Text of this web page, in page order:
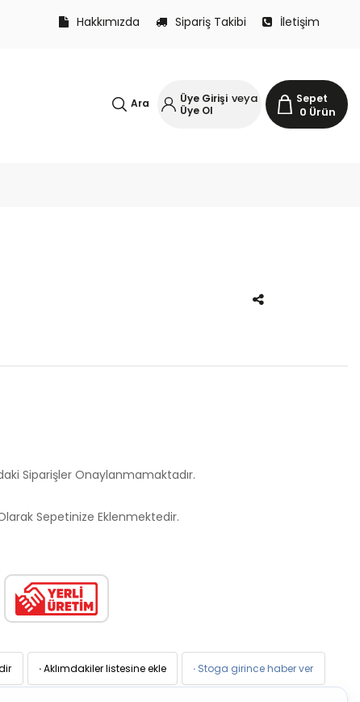
Hakkımızda Sipariş Takibi İletişim
Sepet
0 Ürün
Üye Girişi veya
Üye Ol
Ara
Siparişler Onaylanmamaktadır.
Sepetinize Eklenmektedir.
·Aklımdakiler listesine ekle · Stoga girince haber ver